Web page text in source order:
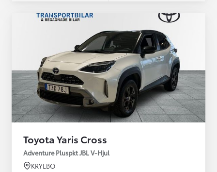
Toyota Yaris Cross
Adventure Pluspkt JBL V-Hjul
KRYLBO